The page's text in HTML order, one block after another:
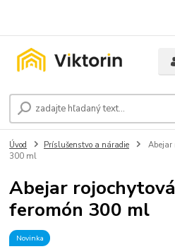
Úvod Príslušenstvo a náradie
Abejar
300 ml
Abejar
feromón 300 ml
Novinka